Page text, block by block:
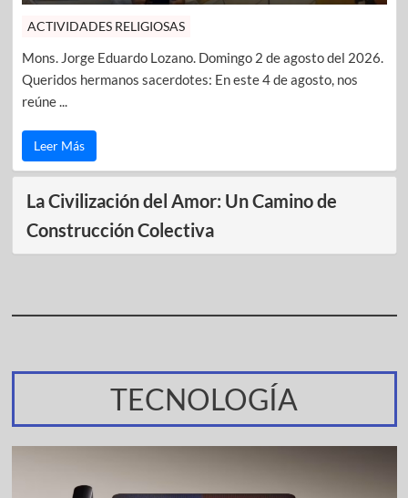
ACTIVIDADES RELIGIOSAS
Mons. Jorge Eduardo Lozano. Domingo 2 de agosto del 2026.
Queridos hermanos sacerdotes: En este 4 de agosto, nos
reúne ...
Leer Más
La Civilización del Amor: Un Camino de
Construcción Colectiva
TECNOLOGÍA